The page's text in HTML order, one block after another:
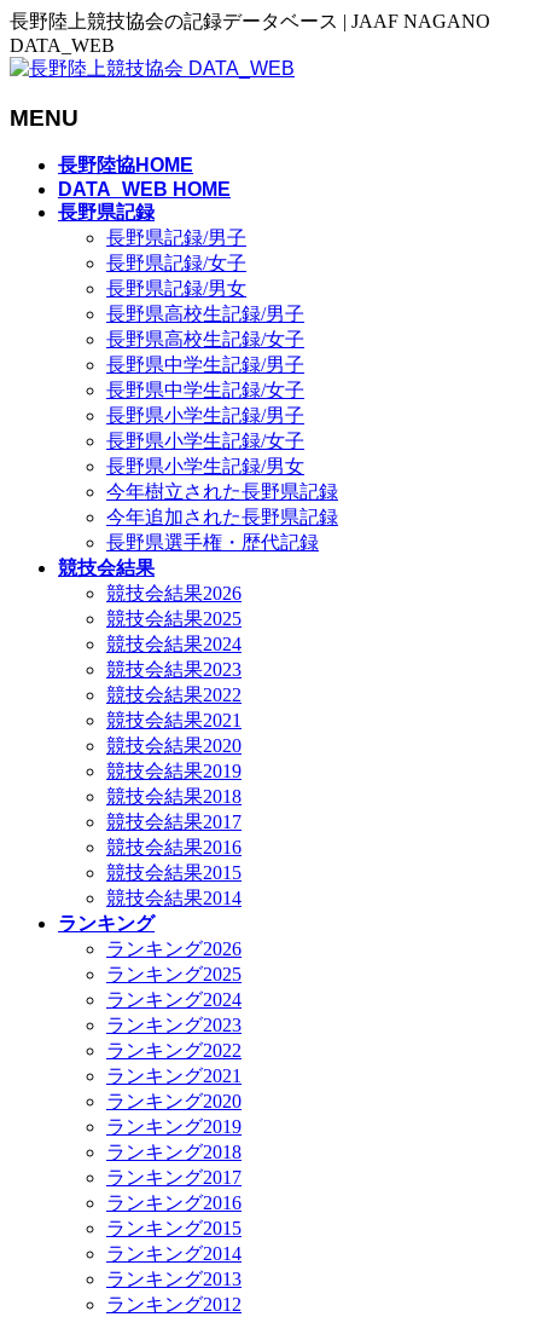
長野陸上競技協会の記録データベース | JAAF NAGANO
DATA_WEB
MENU
長野陸協HOME
DATA_WEB HOME
長野県記録
長野県記録/男子
長野県記録/女子
長野県記録/男女
長野県高校生記録/男子
長野県高校生記録/女子
長野県中学生記録/男子
長野県中学生記録/女子
長野県小学生記録/男子
長野県小学生記録/女子
長野県小学生記録/男女
今年樹立された長野県記録
今年追加された長野県記録
長野県選手権・歴代記録
競技会結果
競技会結果2026
競技会結果2025
競技会結果2024
競技会結果2023
競技会結果2022
競技会結果2021
競技会結果2020
競技会結果2019
競技会結果2018
競技会結果2017
競技会結果2016
競技会結果2015
競技会結果2014
ランキング
ランキング2026
ランキング2025
ランキング2024
ランキング2023
ランキング2022
ランキング2021
ランキング2020
ランキング2019
ランキング2018
ランキング2017
ランキング2016
ランキング2015
ランキング2014
ランキング2013
ランキング2012